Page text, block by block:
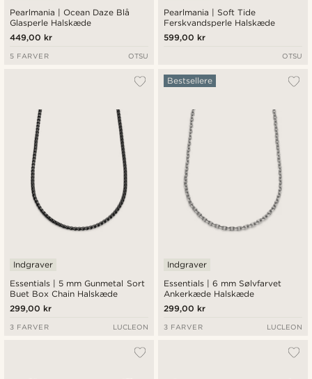
Pearlmania | Ocean Daze Blå
Glasperle Halskæde
449,00 kr
5 FARVER OTSU
Pearlmania | Soft Tide
Ferskvandsperle Halskæde
599,00 kr
OTSU
Essentials | 5 mm Gunmetal Sort
Buet Box Chain Halskæde
Indgraver
299,00 kr
3 FARVER LUCLEON
Essentials | 6 mm Sølvfarvet
Ankerkæde Halskæde
Bestsellere
Indgraver
299,00 kr
3 FARVER LUCLEON